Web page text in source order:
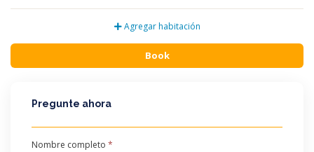
Agregar habitación
Book
Pregunte ahora
*
Nombre completo